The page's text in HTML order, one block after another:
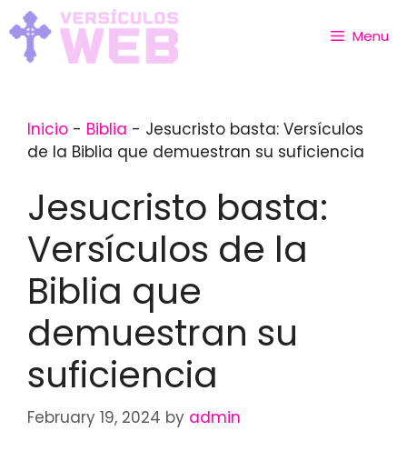
Skip
to
content
Menu
Inicio - Biblia - Jesucristo basta: Versículos
de la Biblia que demuestran su suficiencia
Jesucristo basta:
Versículos de la
Biblia que
demuestran su
suficiencia
February 19, 2024 by admin